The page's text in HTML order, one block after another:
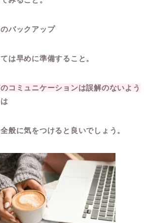
バックアップ
は早めに準備すること。
コミュニケーションは誤解のないよう
全般に気をつけると良いでしょう。